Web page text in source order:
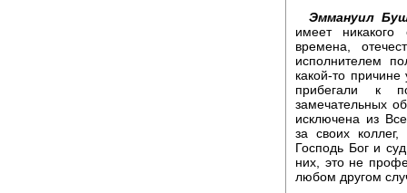
Эммануил
имеет
времена,
исполнителем
какой-то причине
прибегали к
замечательных
исключена из
за своих
Господь Бог и
них, это не
любом другом